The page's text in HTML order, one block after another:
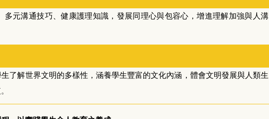
元溝通技巧、健康護理知識，發展同理心與包容心，增進理解加強與人溝
了解世界文明的多樣性，涵養學生豐富的文化內涵，體會文明發展與人類生
。